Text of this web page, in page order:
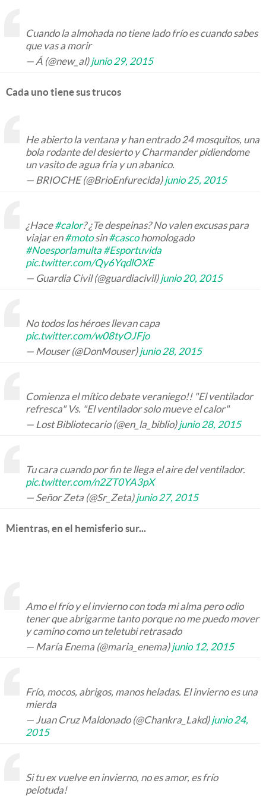
Cuando la almohada no tiene lado frío es cuando sabes
que vas a morir
— Á (@new_al)junio 29, 2015
Cada uno tiene sus trucos
He abierto la ventana y han entrado 24 mosquitos, una
bola rodante del desierto y Charmander pidiendome
un vasito de agua fria y un abanico.
— BRIOCHE (@BrioEnfurecida)junio 25, 2015
¿Hace#calor? ¿Te despeinas? No valen excusas para
viajar en#motosin#cascohomologado
#Noesporlamulta #Esportuvida
pic.twitter.com/Qy6YqdlOXE
— Guardia Civil (@guardiacivil)junio 20, 2015
No todos los héroes llevan capa
pic.twitter.com/w08tyOJFjo
— Mouser (@DonMouser)junio 28, 2015
Comienza el mítico debate veraniego!! "El ventilador
refresca" Vs. "El ventilador solo mueve el calor"
— Lost Bibliotecario (@en_la_biblio)junio 28, 2015
Tu cara cuando por fin te llega el aire del ventilador.
pic.twitter.com/n2ZT0YA3pX
— Señor Zeta (@Sr_Zeta)junio 27, 2015
Mientras, en el hemisferio sur...
Amo el frío y el invierno con toda mi alma pero odio
tener que abrigarme tanto porque no me puedo mover
y camino como un teletubi retrasado
— María Enema (@maria_enema)junio 12, 2015
Frío, mocos, abrigos, manos heladas. El invierno es una
mierda
— Juan Cruz Maldonado (@Chankra_Lakd)junio 24,
2015
Si tu ex vuelve en invierno, no es amor, es frío
pelotuda!